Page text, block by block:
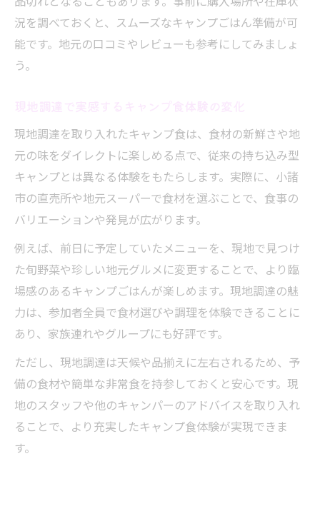
況を調べておくと、スムーズなキャンプごはん準備が可
能です。地元の口コミやレビューも参考にしてみましょ
う。
現地調達を取り入れたキャンプ食は、食材の新鮮さや地
元の味をダイレクトに楽しめる点で、従来の持ち込み型
キャンプとは異なる体験をもたらします。実際に、小諸
市の直売所や地元スーパーで食材を選ぶことで、食事の
バリエーションや発見が広がります。
例えば、前日に予定していたメニューを、現地で見つけ
た旬野菜や珍しい地元グルメに変更することで、より臨
場感のあるキャンプごはんが楽しめます。現地調達の魅
力は、参加者全員で食材選びや調理を体験できることに
あり、家族連れやグループにも好評です。
ただし、現地調達は天候や品揃えに左右されるため、予
備の食材や簡単な非常食を持参しておくと安心です。現
地のスタッフや他のキャンパーのアドバイスを取り入れ
ることで、より充実したキャンプ食体験が実現できま
す。